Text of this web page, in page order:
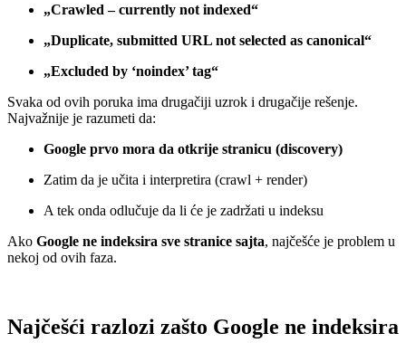
„Crawled – currently not indexed“
„Duplicate, submitted URL not selected as canonical“
„Excluded by ‘noindex’ tag“
Svaka od ovih poruka ima drugačiji uzrok i drugačije rešenje.
Najvažnije je razumeti da:
Google prvo mora da otkrije stranicu (discovery)
Zatim da je učita i interpretira (crawl + render)
A tek onda odlučuje da li će je zadržati u indeksu
Ako Google ne indeksira sve stranice sajta, najčešće je problem u
nekoj od ovih faza.
Najčešći razlozi zašto Google ne indeksira